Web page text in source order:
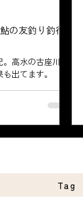
の友釣り釣行
高水の古座川は
出てます。
Tag